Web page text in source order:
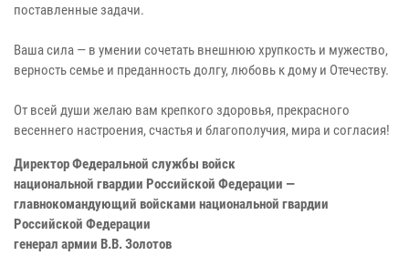
поставленные задачи.
Ваша сила — в умении сочетать внешнюю хрупкость и мужество,
верность семье и преданность долгу, любовь к дому и Отечеству.
От всей души желаю вам крепкого здоровья, прекрасного
весеннего настроения, счастья и благополучия, мира и согласия!
Директор Федеральной службы войск
национальной гвардии Российской Федерации —
главнокомандующий войсками национальной гвардии
Российской Федерации
генерал армии В.В. Золотов